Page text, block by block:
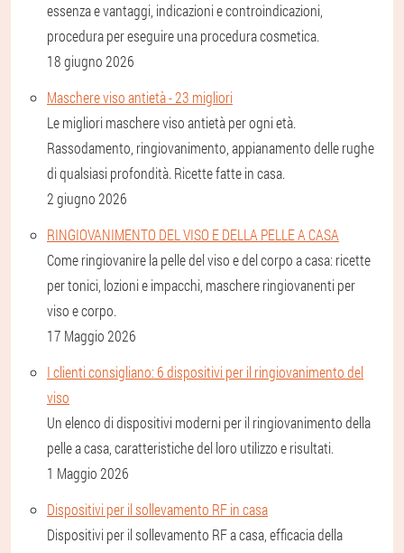
essenza e vantaggi, indicazioni e controindicazioni,
procedura per eseguire una procedura cosmetica.
18 giugno 2026
Maschere viso antietà - 23 migliori
Le migliori maschere viso antietà per ogni età.
Rassodamento, ringiovanimento, appianamento delle rughe
di qualsiasi profondità. Ricette fatte in casa.
2 giugno 2026
RINGIOVANIMENTO DEL VISO E DELLA PELLE A CASA
Come ringiovanire la pelle del viso e del corpo a casa: ricette
per tonici, lozioni e impacchi, maschere ringiovanenti per
viso e corpo.
17 Maggio 2026
I clienti consigliano: 6 dispositivi per il ringiovanimento del
viso
Un elenco di dispositivi moderni per il ringiovanimento della
pelle a casa, caratteristiche del loro utilizzo e risultati.
1 Maggio 2026
Dispositivi per il sollevamento RF in casa
Dispositivi per il sollevamento RF a casa, efficacia della